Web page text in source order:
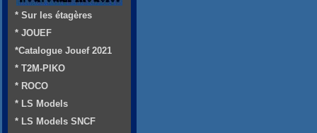
* Sur les étagères
* JOUEF
*Catalogue Jouef 2021
* T2M-PIKO
* ROCO
* LS Models
* LS Models SNCF